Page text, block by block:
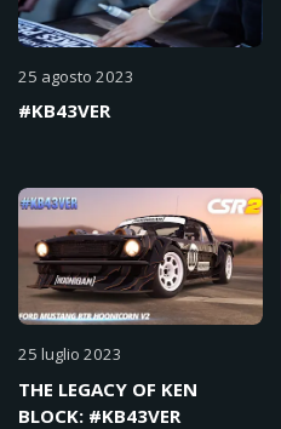
25 agosto 2023
#KB43VER
25 luglio 2023
THE LEGACY OF KEN
BLOCK: #KB43VER